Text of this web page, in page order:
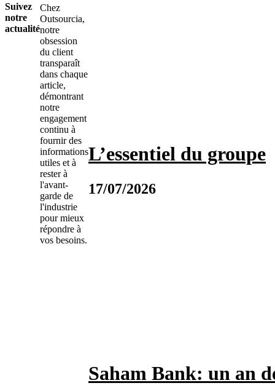
Suivez
notre
actualité
Chez
Outsourcia,
notre
obsession
du client
transparaît
dans chaque
article,
démontrant
notre
engagement
continu à
fournir des
informations
utiles et à
rester à
l'avant-
garde de
l'industrie
pour mieux
répondre à
vos besoins.
L’essentiel du groupe
17/07/2026
Saham Bank: un an